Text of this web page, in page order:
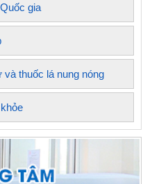
gia
thuốc lá nung nóng